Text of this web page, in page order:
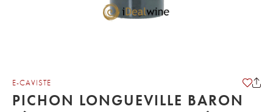
E-CAVISTE
PICHON LONGUEVILLE BARON